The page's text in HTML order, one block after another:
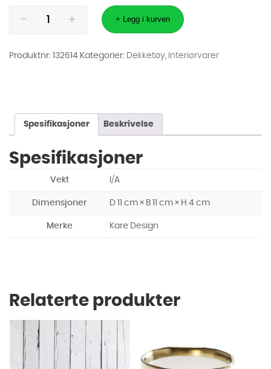
NATURE
(6/SET)
+ Legg i kurven
Produktnr: 132614 Kategorier: Dekketøy Interiørvarer
Spesifikasjoner Beskrivelse
Spesifikasjoner
Vekt I/A
Dimensjoner D 11 cm × B 11 cm × H 4 cm
Merke Kare Design
Relaterte produkter